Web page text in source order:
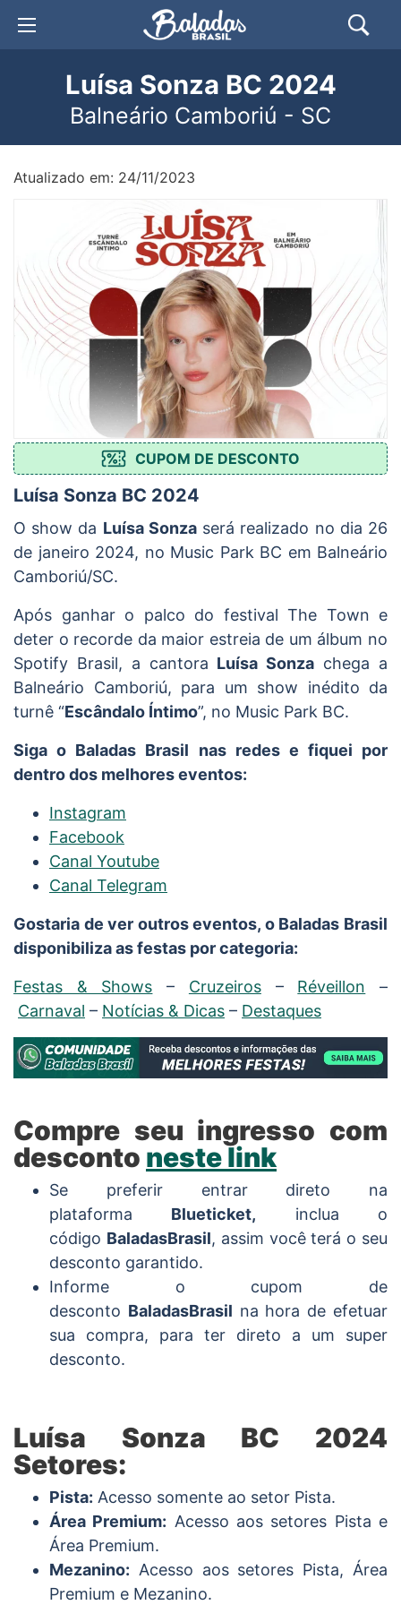
Luísa Sonza BC 2024
Balneário Camboriú - SC
Atualizado em: 24/11/2023
CUPOM DE DESCONTO
Luísa Sonza BC 2024
O show da Luísa Sonzaserá realizado no dia 26
de janeiro 2024, no Music Park BC em Balneário
Camboriú/SC.
Após ganhar o palco do festival The Town e
deter o recorde da maior estreia de um álbum no
Spotify Brasil, a cantora Luísa Sonza chega a
Balneário Camboriú, para um show inédito da
turnê “Escândalo Íntimo”, no Music Park BC.
Siga o Baladas Brasil nas redes e fiquei por
dentro dos melhores eventos:
Instagram
Facebook
Canal Youtube
Canal Telegram
Gostaria de ver outros eventos, o Baladas Brasil
disponibiliza as festas por categoria:
Festas & Shows – Cruzeiros– Réveillon –
Carnaval – Notícias & Dicas – Destaques
Compre seu ingresso com
desconto neste link
Se preferir entrar direto na
plataforma Blueticket, inclua o
código BaladasBrasil, assim você terá o seu
desconto garantido.
Informe o cupom de
desconto BaladasBrasil na hora de efetuar
sua compra, para ter direto a um super
desconto.
Luísa Sonza BC 2024
Setores:
Pista: Acesso somente ao setor Pista.
Área Premium: Acesso aos setores Pista e
Área Premium.
Mezanino: Acesso aos setores Pista, Área
Premium e Mezanino.